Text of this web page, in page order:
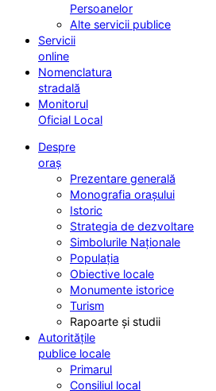
Persoanelor
Alte servicii publice
Servicii
online
Nomenclatura
stradală
Monitorul
Oficial Local
Despre
oraș
Prezentare generală
Monografia orașului
Istoric
Strategia de dezvoltare
Simbolurile Naționale
Populația
Obiective locale
Monumente istorice
Turism
Rapoarte și studii
Autoritățile
publice locale
Primarul
Consiliul local